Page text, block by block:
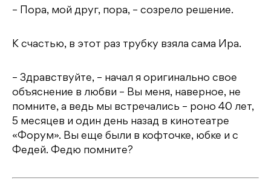
– Пора, мой друг, пора, – созрело решение.
К счастью, в этот раз трубку взяла сама Ира.
– Здравствуйте, – начал я оригинально свое
объяснение в любви – Вы меня, наверное, не
помните, а ведь мы встречались – роно 40 лет,
5 месяцев и один день назад в кинотеатре
«Форум». Вы еще были в кофточке, юбке и с
Федей. Федю помните?